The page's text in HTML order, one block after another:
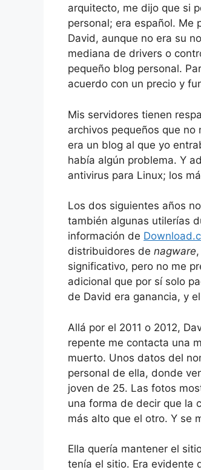
arquitecto, me dijo que si
personal; era español. Me
David, aunque no era su
mediana de drivers o
pequeño blog personal.
acuerdo con un precio y
Mis servidores tienen
archivos pequeños que no
era un blog al que yo
había algún problema. Y
antivirus para Linux; los
Los dos siguientes años
también algunas utilerías
información de
distribuidores de nagware,
significativo, pero no me
adicional que por sí solo
de David era ganancia, y
Allá por el 2011 o 2012,
repente me contacta una
muerto. Unos datos del
personal de ella, donde
joven de 25. Las fotos
una forma de decir que la
más alto que el otro. Y se
Ella quería mantener el
tenía el sitio. Era evidente